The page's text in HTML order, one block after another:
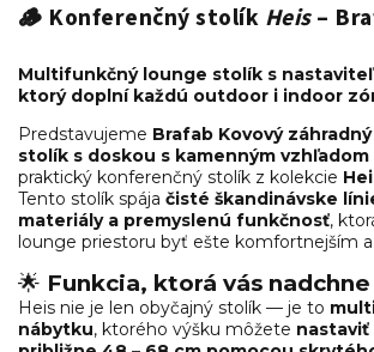
🪵 Konferenčný stolík Heis–
Multifunkčný lounge stolík s
ktorý doplní každú outdoor i indoor
Predstavujeme Brafab Kovový
stolík s doskou s kamenným vzhľadom
praktický konferenčný stolík z kolekcie
Tento stolík spája čisté škandinávske
materiály a premyslenú funkčnosť,
lounge priestoru byť ešte komfortnejším
🌟 Funkcia, ktorá vás nadchne
Heis nie je len obyčajný stolík — je to
nábytku, ktorého výšku môžete nastaviť